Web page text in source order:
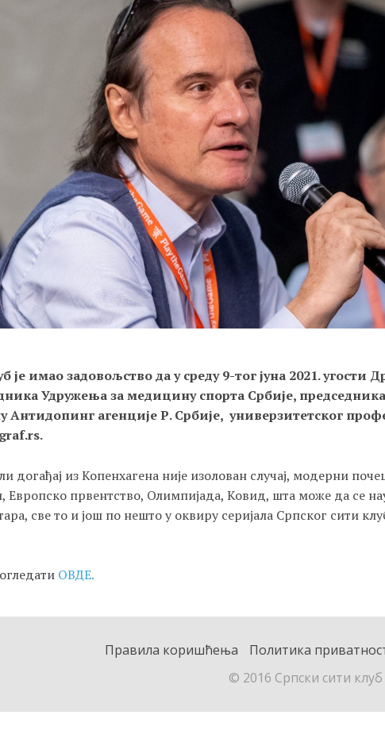
је имао задовољство да у среду 9-тог јуна 2021. угости
Удружења за медицину спорта Србије,
Антидопинг агенције Р. Србије, универзитетског
догађај из Копенхагена није изолован случај, модерни
Европско првентство, Олимпијада, Ковид, шта може да се
све то и још по нешто у оквиру серијала Српског сити
ОВДЕ.
Правила коришћења Политика
© 2016 Српски сити клуб